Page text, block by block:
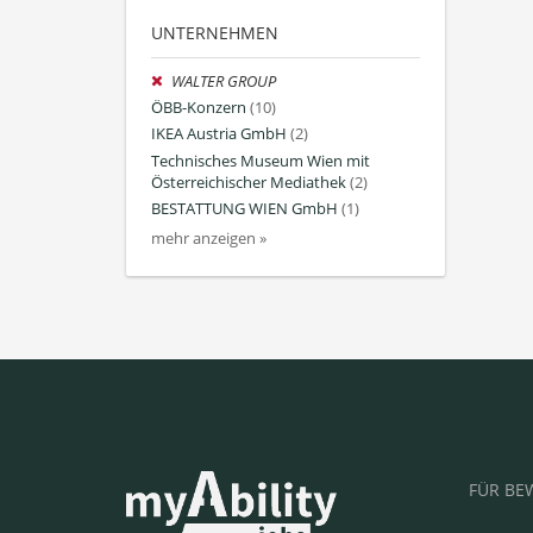
UNTERNEHMEN
WALTER GROUP
ÖBB-Konzern (10)
IKEA Austria GmbH (2)
Technisches Museum Wien mit
Österreichischer Mediathek(2)
BESTATTUNG WIEN GmbH (1)
mehr anzeigen »
FÜR